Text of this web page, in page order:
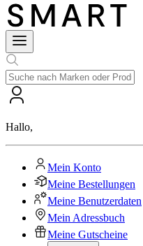
Hallo,
Mein Konto
Meine Bestellungen
Meine Benutzerdaten
Mein Adressbuch
Meine Gutscheine